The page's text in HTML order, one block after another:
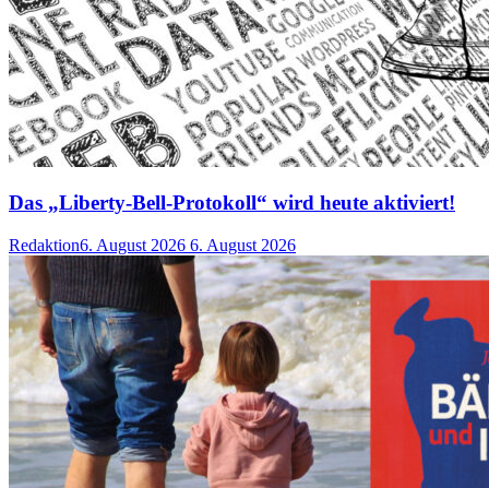
Das „Liberty-Bell-Protokoll“ wird heute aktiviert!
Redaktion6. August 2026 6. August 2026